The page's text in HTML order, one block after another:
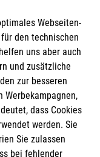
Webseiten-
den technischen
uns aber auch
und zusätzliche
zur besseren
Werbekampagnen,
dass Cookies
werden. Sie
Sie zulassen
bei fehlender